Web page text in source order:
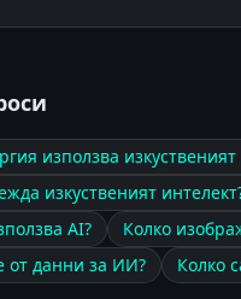
използва изкуственият
изкуственият
AI?
Колко
от данни за ИИ?
Колко